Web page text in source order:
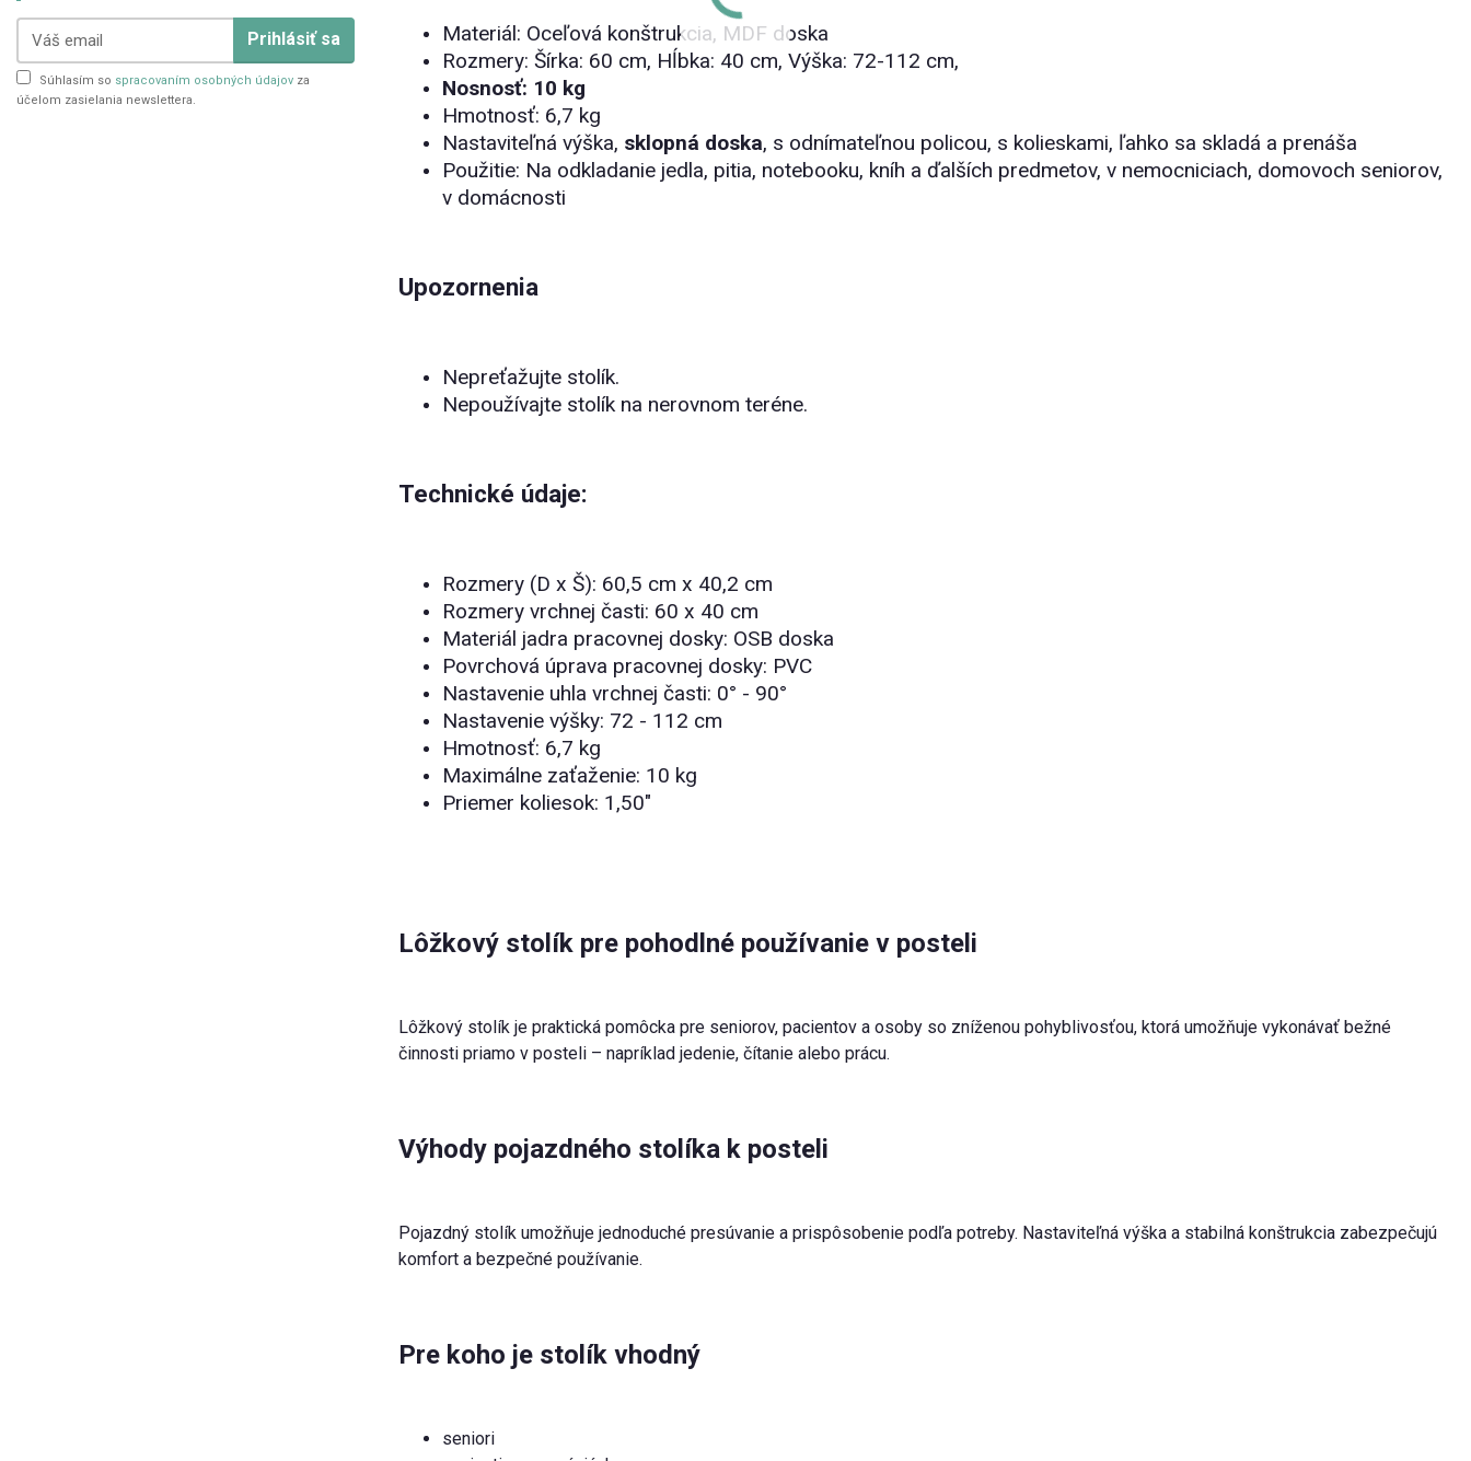
Prihlásiť sa
Súhlasím so spracovaním osobných údajov za
účelom zasielania newslettera.
Materiál: Oceľová konštrukcia, MDF doska
Rozmery: Šírka: 60 cm, Hĺbka: 40 cm, Výška: 72-112 cm,
Nosnosť: 10 kg
Hmotnosť: 6,7 kg
Nastaviteľná výška, sklopná doska, s odnímateľnou policou, s kolieskami, ľahko sa skladá a prenáša
Použitie: Na odkladanie jedla, pitia, notebooku, kníh a ďalších predmetov, v nemocniciach, domovoch seniorov,
v domácnosti
Upozornenia
Nepreťažujte stolík.
Nepoužívajte stolík na nerovnom teréne.
Technické údaje:
Rozmery (D x Š): 60,5 cm x 40,2 cm
Rozmery vrchnej časti: 60 x 40 cm
Materiál jadra pracovnej dosky: OSB doska
Povrchová úprava pracovnej dosky: PVC
Nastavenie uhla vrchnej časti: 0° - 90°
Nastavenie výšky: 72 - 112 cm
Hmotnosť: 6,7 kg
Maximálne zaťaženie: 10 kg
Priemer koliesok: 1,50"
Lôžkový stolík pre pohodlné používanie v posteli
Lôžkový stolík je praktická pomôcka pre seniorov, pacientov a osoby so zníženou pohyblivosťou, ktorá umožňuje vykonávať bežné
činnosti priamo v posteli – napríklad jedenie, čítanie alebo prácu.
Výhody pojazdného stolíka k posteli
Pojazdný stolík umožňuje jednoduché presúvanie a prispôsobenie podľa potreby. Nastaviteľná výška a stabilná konštrukcia zabezpečujú
komfort a bezpečné používanie.
Pre koho je stolík vhodný
seniori